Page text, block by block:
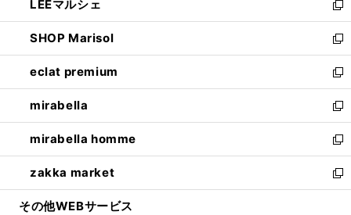
く
で
開
く
ド
ウ
で
開
く
ィ
ン
ド
ウ
で
開
く
い
ウ
ィ
ン
ド
ウ
で
開
く
LEEマルシェ
新
し
い
ウ
ィ
ン
ド
ウ
で
開
く
SHOP Marisol
新
し
い
ウ
ィ
ン
ド
ウ
で
開
eclat premium
新
し
い
ウ
ィ
ン
ド
ウ
mirabella
新
し
い
ウ
ィ
ン
mirabella homme
新
し
い
ウ
zakka market
新
し
その他WEBサービス